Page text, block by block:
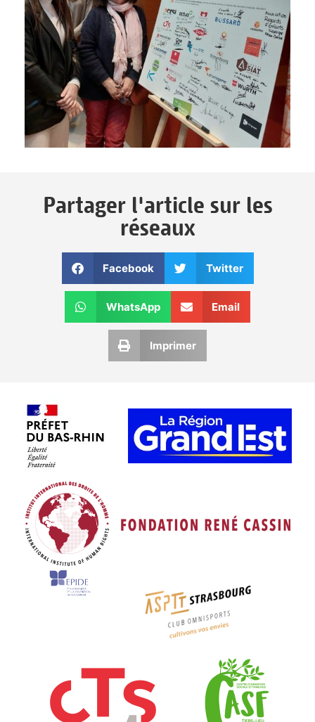
Partager l'article sur les
réseaux
Facebook Twitter
WhatsApp Email
Imprimer